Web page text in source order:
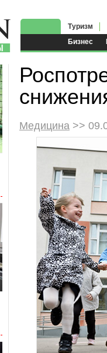
Бизнес
Туризм
Медицина >>